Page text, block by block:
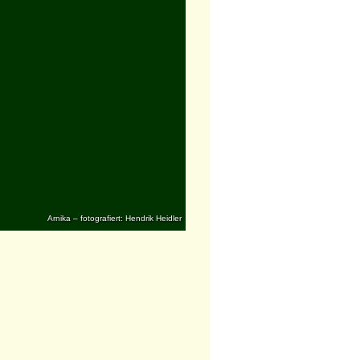
Arnika – fotografiert: Hendrik Heidler